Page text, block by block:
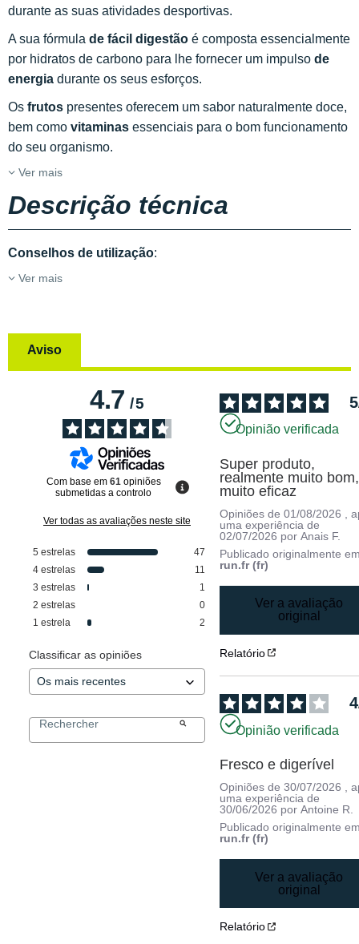
durante as suas atividades desportivas.
A sua fórmula de fácil digestão é composta essencialmente
por hidratos de carbono para lhe fornecer um impulso de
energia durante os seus esforços.
Os frutos presentes oferecem um sabor naturalmente doce,
bem como vitaminas essenciais para o bom funcionamento
do seu organismo.
Ver mais
Descrição técnica
Conselhos de utilização:
Ver mais
Aviso
4.7/5
Com base em 61 opiniões
submetidas a controlo
Ver todas as avaliações neste site
5 estrelas
47
4 estrelas
11
3 estrelas
1
2 estrelas
0
1 estrela 2
Classificar as opiniões
5
Opinião verificada
Super produto,
realmente muito bom,
muito eficaz
Opiniões de01/08/2026
,
uma experiência de
02/07/2026 porAnais F.
Publicado originalmente
run.fr (fr)
Ver a avaliação
original
Relatório
4
Opinião verificada
Fresco e digerível
Opiniões de30/07/2026
,
uma experiência de
30/06/2026 porAntoine R.
Publicado originalmente
run.fr (fr)
Ver a avaliação
original
Relatório